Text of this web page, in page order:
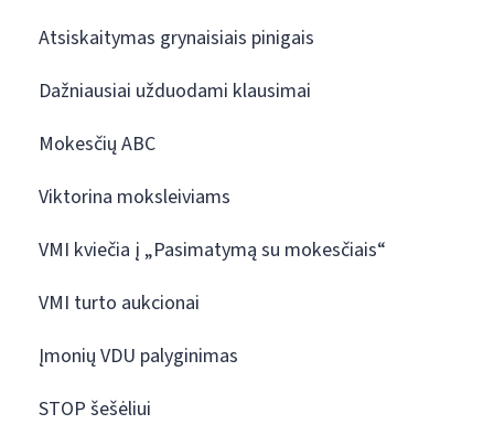
Atsiskaitymas grynaisiais pinigais
Dažniausiai užduodami klausimai
Mokesčių ABC
Viktorina moksleiviams
VMI kviečia į „Pasimatymą su mokesčiais“
VMI turto aukcionai
Įmonių VDU palyginimas
STOP šešėliui